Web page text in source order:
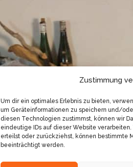
Zustimmung
Um dir ein optimales Erlebnis zu bieten,
um Geräteinformationen zu speichern und/
diesen Technologien zustimmst, können wir
eindeutige IDs auf dieser Website
erteilst oder zurückziehst, können bestimmte
beeinträchtigt werden.